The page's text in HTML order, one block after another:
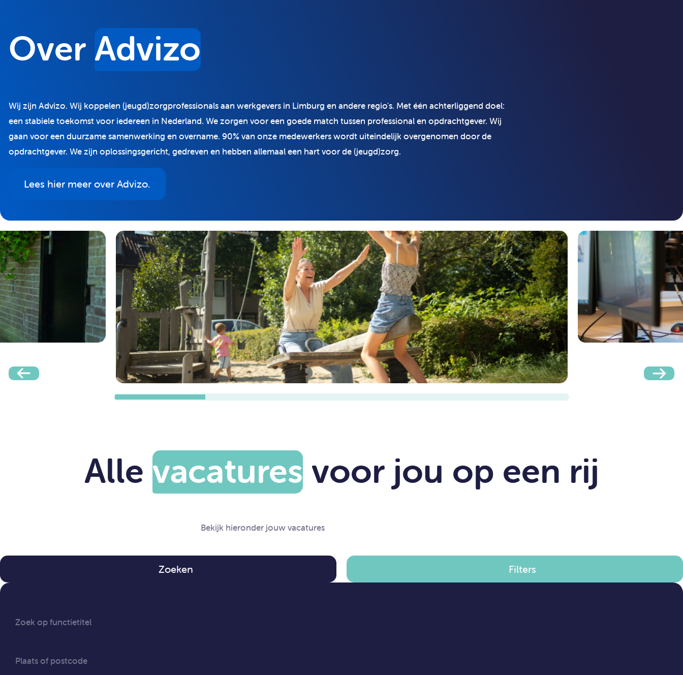
Over Advizo
Wij zijn Advizo. Wij koppelen (jeugd)zorgprofessionals aan werkgevers in Limburg en andere regio's. Met één achterliggend doel:
een stabiele toekomst voor iedereen in Nederland. We zorgen voor een goede match tussen professional en opdrachtgever. Wij
gaan voor een duurzame samenwerking en overname. 90% van onze medewerkers wordt uiteindelijk overgenomen door de
opdrachtgever. We zijn oplossingsgericht, gedreven en hebben allemaal een hart voor de (jeugd)zorg.
Lees hier meer over Advizo.
Alle vacaturesvoor jou op een rij
Bekijk hieronder jouw vacatures
Zoeken Filters